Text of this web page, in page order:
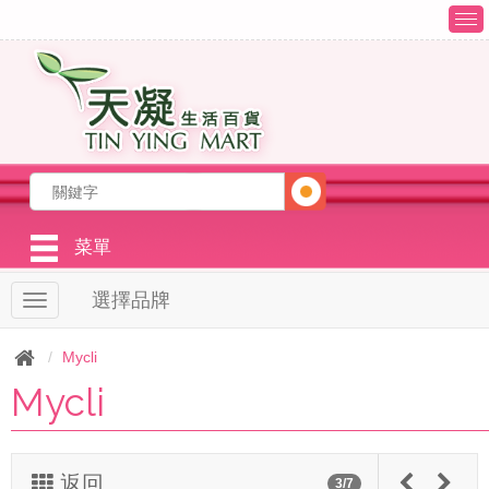
T
o
v
o
菜單
T
o
g
g
e
n
a
選擇品牌
Mycli
Mycli
返回 3/7